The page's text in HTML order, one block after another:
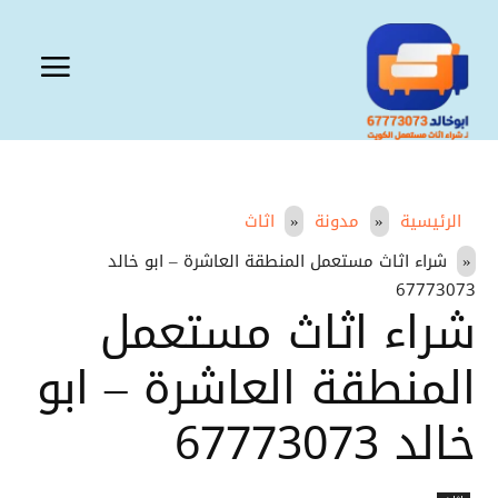
الرئيسية مدونة
اثاث
شراء اثاث مستعمل المنطقة العاشرة – ابو خالد
67773073
شراء اثاث مستعمل
المنطقة العاشرة – ابو
خالد 67773073